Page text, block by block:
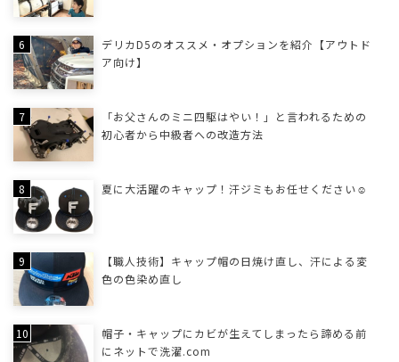
デリカD5のオススメ・オプションを紹介【アウトド
ア向け】
「お父さんのミニ四駆はやい！」と言われるための
初心者から中級者への改造方法
夏に大活躍のキャップ！汗ジミもお任せください☺
【職人技術】キャップ帽の日焼け直し、汗による変
色の色染め直し
帽子・キャップにカビが生えてしまったら諦める前
にネットで洗濯.com